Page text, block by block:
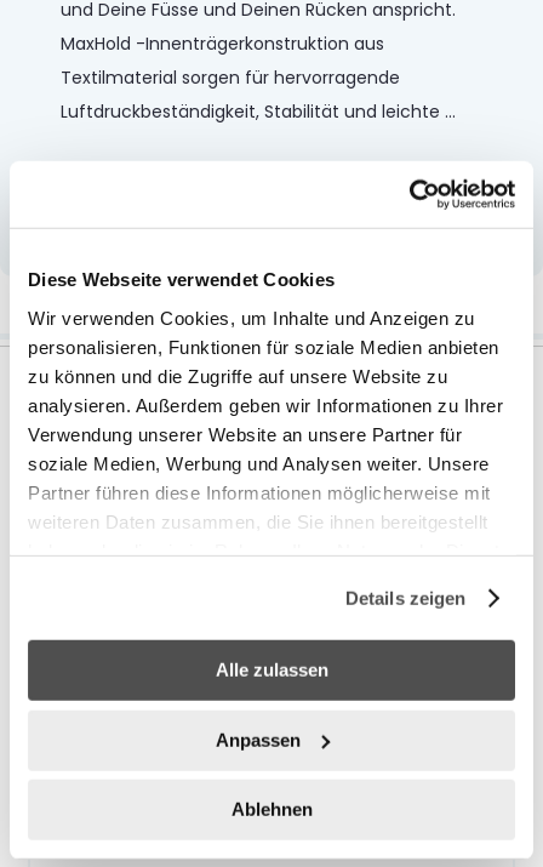
Diese Webseite verwendet Cookies
Wir verwenden Cookies, um Inhalte und Anzeigen zu
personalisieren, Funktionen für soziale Medien anbieten
zu können und die Zugriffe auf unsere Website zu
analysieren. Außerdem geben wir Informationen zu Ihrer
Verwendung unserer Website an unsere Partner für
soziale Medien, Werbung und Analysen weiter. Unsere
Partner führen diese Informationen möglicherweise mit
weiteren Daten zusammen, die Sie ihnen bereitgestellt
Details zeigen
Alle zulassen
Anpassen
Ablehnen
und Deine Füsse und Deinen Rücken anspricht.
MaxHold -Innenträgerkonstruktion aus
Textilmaterial sorgen für hervorragende
Luftdruckbeständigkeit, Stabilität und leichte ...
Weitere Informationen
Zubehör